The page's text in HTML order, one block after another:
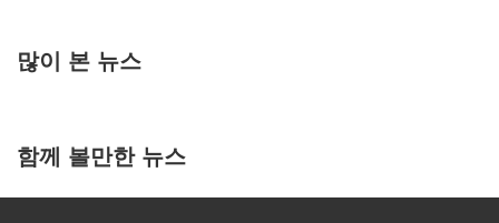
많이 본 뉴스
함께 볼만한 뉴스